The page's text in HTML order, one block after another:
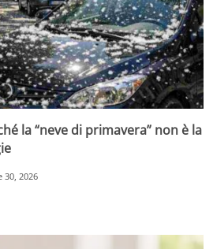
la “neve di primavera” non è la
30, 2026